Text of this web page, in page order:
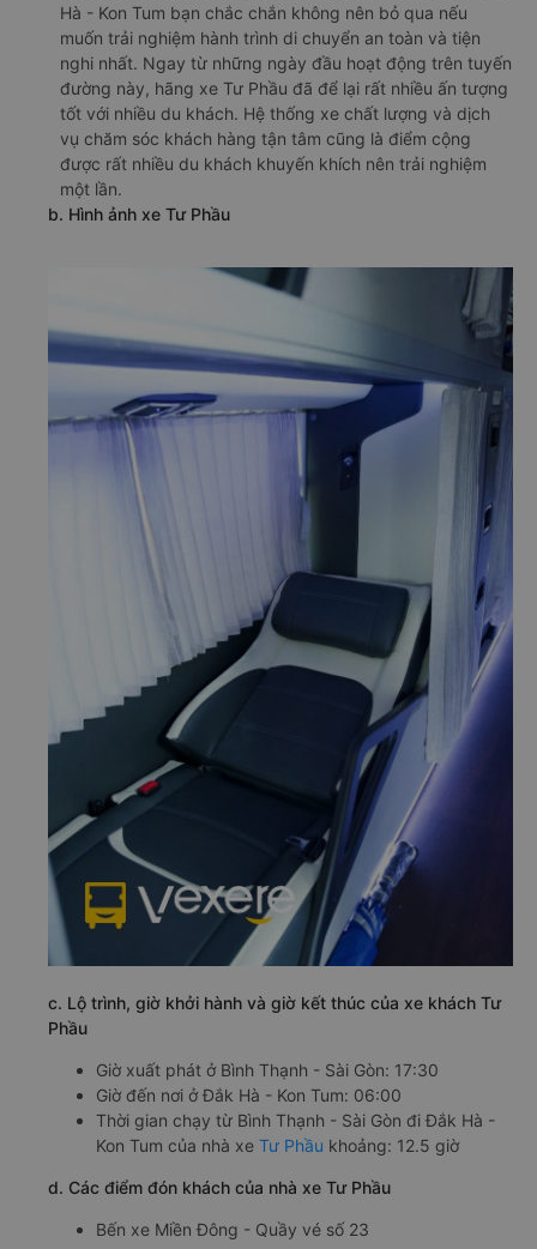
Hà - Kon Tum bạn chắc chắn không nên bỏ qua nếu
muốn trải nghiệm hành trình di chuyển an toàn và tiện
nghi nhất. Ngay từ những ngày đầu hoạt động trên tuyến
đường này, hãng xe Tư Phầu đã để lại rất nhiều ấn tượng
tốt với nhiều du khách. Hệ thống xe chất lượng và dịch
vụ chăm sóc khách hàng tận tâm cũng là điểm cộng
được rất nhiều du khách khuyến khích nên trải nghiệm
một lần.
b. Hình ảnh xe Tư Phầu
c. Lộ trình, giờ khởi hành và giờ kết thúc của xe khách Tư
Phầu
Giờ xuất phát ở Bình Thạnh - Sài Gòn: 17:30
Giờ đến nơi ở Đắk Hà - Kon Tum: 06:00
Thời gian chạy từ Bình Thạnh - Sài Gòn đi Đắk Hà -
Kon Tum của nhà xe Tư Phầu khoảng: 12.5 giờ
d. Các điểm đón khách của nhà xe Tư Phầu
Bến xe Miền Đông - Quầy vé số 23